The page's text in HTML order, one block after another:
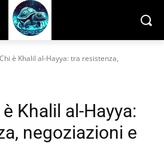
è Khalil al-Hayya: tra resistenza,
Khalil al-Hayya:
negoziazioni e